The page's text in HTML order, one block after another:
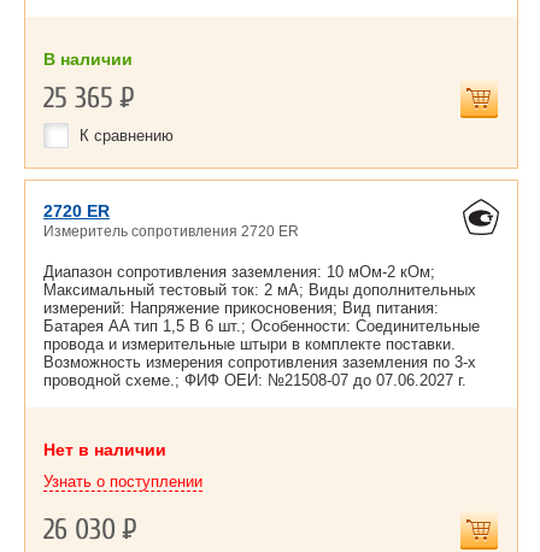
В наличии
25 365Р
К сравнению
2720 ER
Измеритель сопротивления 2720 ER
Диапазон сопротивления заземления: 10 мОм-2 кОм;
Максимальный тестовый ток: 2 мА; Виды дополнительных
измерений: Напряжение прикосновения; Вид питания:
Батарея AA тип 1,5 В 6 шт.; Особенности: Соединительные
провода и измерительные штыри в комплекте поставки.
Возможность измерения сопротивления заземления по 3-х
проводной схеме.; ФИФ ОЕИ: №21508-07 до 07.06.2027 г.
Нет в наличии
Узнать о поступлении
26 030Р